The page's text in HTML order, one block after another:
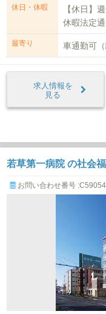
休日・休暇
【休日】
休暇法定通
最寄り
求人情報を
見る
若草第一病院 の社会
お問い合わせ番号 :C59054